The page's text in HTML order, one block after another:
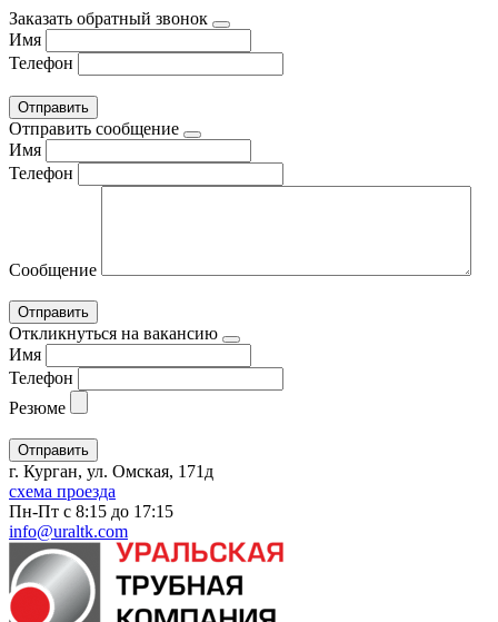
Заказать обратный звонок
Имя
Телефон
Отправить сообщение
Имя
Телефон
Сообщение
Откликнуться на вакансию
Имя
Телефон
Резюме
г. Курган, ул. Омская, 171д
схема проезда
Пн-Пт с 8:15 до 17:15
info@uraltk.com